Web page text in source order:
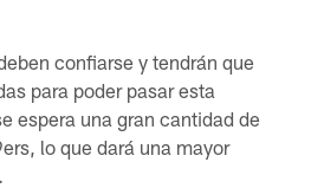
confiarse y tendrán que
para poder pasar esta
espera una gran cantidad de
lo que dará una mayor